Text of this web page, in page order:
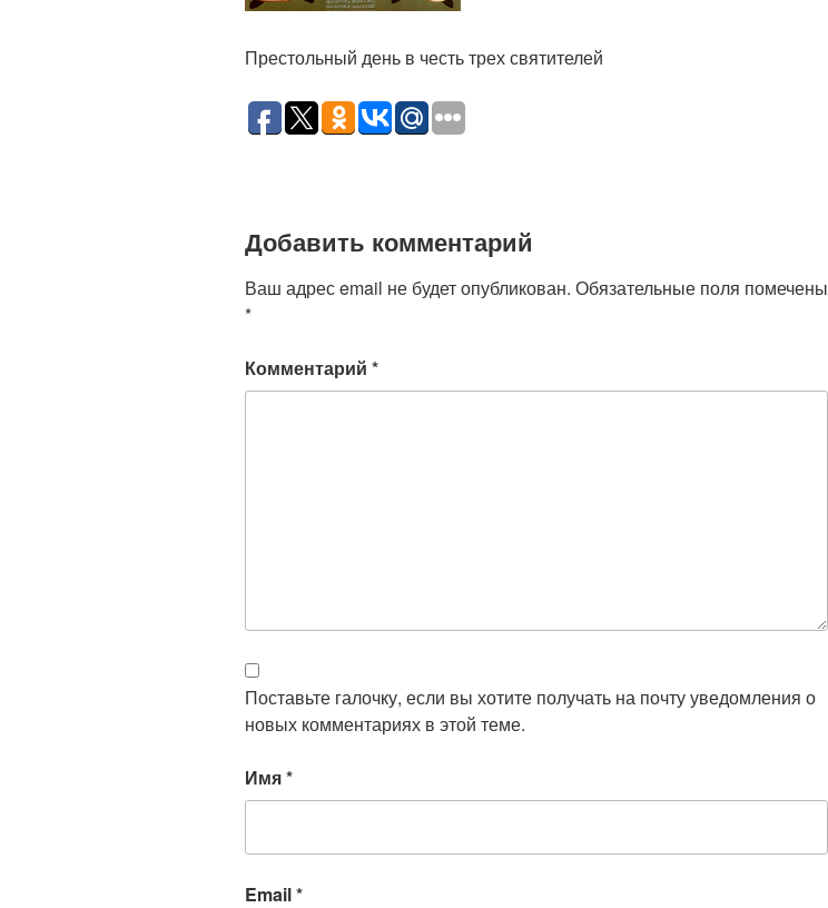
Престольный день в честь трех святителей
Добавить комментарий
Ваш адрес email не будет опубликован. Обязательные поля помечены
*
Комментарий *
Поставьте галочку, если вы хотите получать на почту уведомления о
новых комментариях в этой теме.
Имя*
Email*